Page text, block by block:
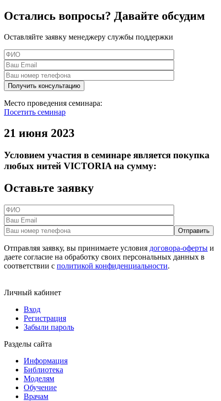
Остались вопросы? Давайте обсудим
Оставляйте заявку менеджеру службы поддержки
Место проведения семинара:
Посетить семинар
21 июня 2023
Условием участия в семинаре является покупка
любых нитей VICTORIA на сумму:
Оставьте заявку
Отправляя заявку, вы принимаете условия договора-оферты и
даете согласие на обработку своих персональных данных в
соответствии с политикой конфиденциальности.
Личный кабинет
Вход
Регистрация
Забыли пароль
Разделы сайта
Информация
Библиотека
Моделям
Обучение
Врачам